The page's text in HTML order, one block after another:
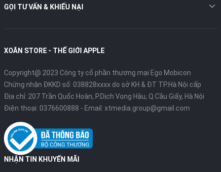
lượng pin nhỉnh hơn tới 2.5 giờ so với dòng iPhone 12 năm ngoái.
MobiFone.
GỌI TƯ VẤN & KHIẾU NẠI
XOĂN STORE - THẾ GIỚI APPLE
Copyright@ 2023 Công ty cổ phần thương mại Ego Mobicon
Chứng nhận ĐKKD số: 038828xxxx do sở KH & ĐT TP.Hà Nội cấp
Địa chỉ: 207 Trần Quốc Hoàn, P.Dịch Vọng Hậu, Q.Cầu Giấy, Hà Nội
Điện thoại: 0376600888 - Email: xtmedia.group@gmail.com
NHẬN TIN KHUYẾN MÃI